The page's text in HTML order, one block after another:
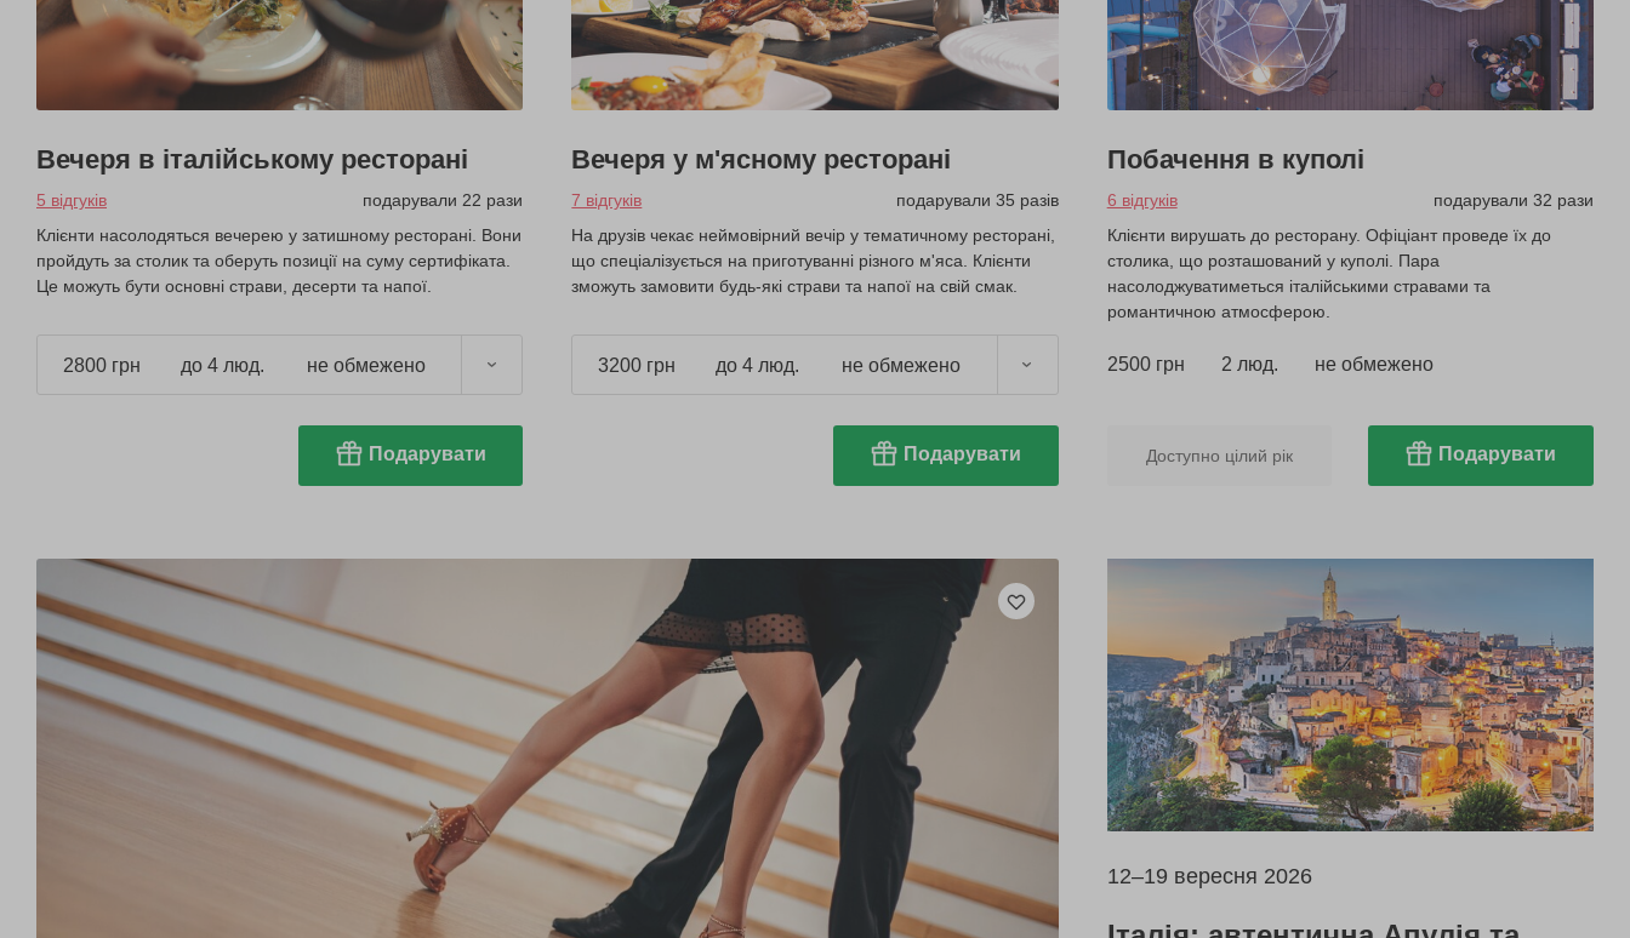
Вечеря в італійському ресторані
5 відгуків
подарували 22 рази
Клієнти насолодяться вечерею у затишному ресторані. Вони
пройдуть за столик та оберуть позиції на суму сертифіката.
Це можуть бути основні страви, десерти та напої.
2800 грн до 4 люд. не обмежено
Подарувати
Вечеря у м'ясному ресторані
7 відгуків
подарували 35 разів
На друзів чекає неймовірний вечір у тематичному ресторані,
що спеціалізується на приготуванні різного м'яса. Клієнти
зможуть замовити будь-які страви та напої на свій смак.
3200 грн до 4 люд. не обмежено
Подарувати
Побачення в куполі
6 відгуків
подарували 32 рази
Клієнти вирушать до ресторану. Офіціант проведе їх до
столика, що розташований у куполі. Пара
насолоджуватиметься італійськими стравами та
романтичною атмосферою.
2500 грн 2 люд. не обмежено
Доступно цілий рік Подарувати
12–19 вересня 2026